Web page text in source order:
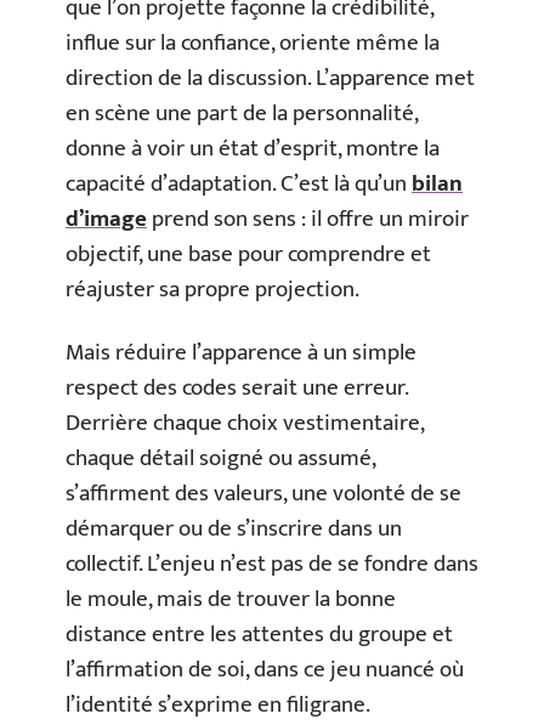
que l’on projette façonne la crédibilité,
influe sur la confiance, oriente même la
direction de la discussion. L’apparence met
en scène une part de la personnalité,
donne à voir un état d’esprit, montre la
capacité d’adaptation. C’est là qu’unbilan
d’imageprend son sens : il offre un miroir
objectif, une base pour comprendre et
réajuster sa propre projection.
Mais réduire l’apparence à un simple
respect des codes serait une erreur.
Derrière chaque choix vestimentaire,
chaque détail soigné ou assumé,
s’affirment des valeurs, une volonté de se
démarquer ou de s’inscrire dans un
collectif. L’enjeu n’est pas de se fondre dans
le moule, mais de trouver la bonne
distance entre les attentes du groupe et
l’affirmation de soi, dans ce jeu nuancé où
l’identité s’exprime en filigrane.